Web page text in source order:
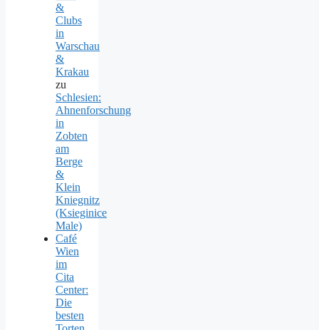
&
Clubs
in
Warschau
&
Krakau
zu
Schlesien:
Ahnenforschung
in
Zobten
am
Berge
&
Klein
Kniegnitz
(Ksieginice
Male)
Café
Wien
im
Cita
Center:
Die
besten